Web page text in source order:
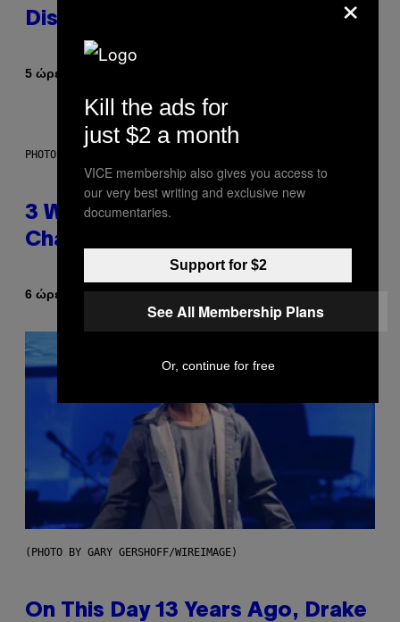
Dismantled Bones
5 ώρες πριν
PHOTO ILLUSTRATION BY IAN WALDIE/GETTY IMAGES
3 Ways Your Music Taste
Changes as You Get Older
6 ώρες πρινΚείμενοDan Milam
(PHOTO BY GARY GERSHOFF/WIREIMAGE)
On This Day 13 Years Ago, Drake
Kill the ads for
just $2 a month
VICE membership also gives you access to
our very best writing and exclusive new
documentaries.
Support for $2
See All Membership Plans
Or, continue for free